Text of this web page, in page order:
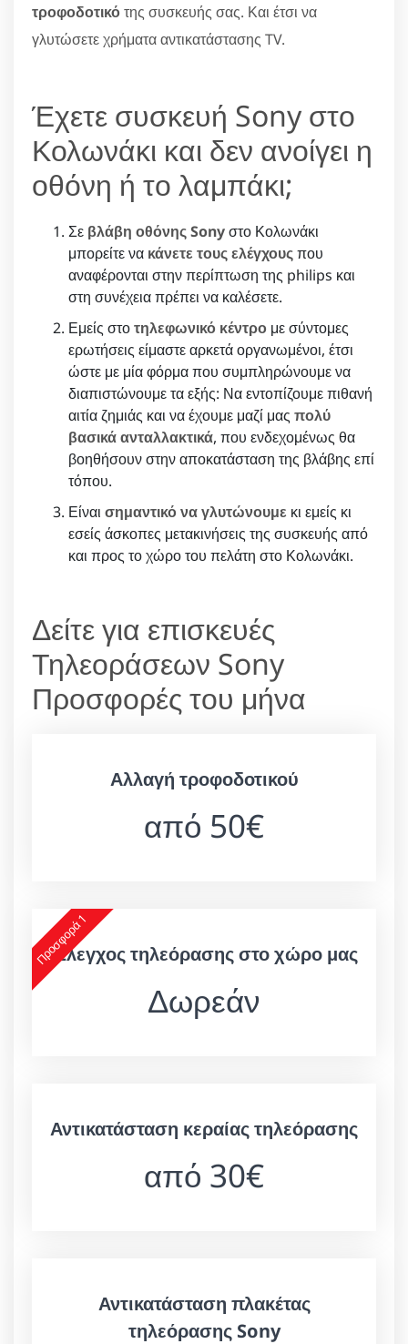
τροφοδοτικότης συσκευής σας. Και έτσι να
γλυτώσετε χρήματα αντικατάστασης TV.
Έχετε συσκευή Sony στο
Κολωνάκι και δεν ανοίγει η
οθόνη ή το λαμπάκι;
Σε βλάβη οθόνης Sonyστο Κολωνάκι
μπορείτε να κάνετε τους ελέγχουςπου
αναφέρονται στην περίπτωση της philips και
στη συνέχεια πρέπει να καλέσετε.
Εμείς στοτηλεφωνικό κέντρο με σύντομες
ερωτήσεις είμαστε αρκετά οργανωμένοι, έτσι
ώστε με μία φόρμα που συμπληρώνουμε να
διαπιστώνουμε τα εξής: Να εντοπίζουμε πιθανή
αιτία ζημιάς και να έχουμε μαζί μας πολύ
βασικά ανταλλακτικά, που ενδεχομένως θα
βοηθήσουν στην αποκατάσταση της βλάβης επί
τόπου.
Είναι σημαντικό να γλυτώνουμε κι εμείς κι
εσείς άσκοπες μετακινήσεις της συσκευής από
και προς το χώρο του πελάτη στο Κολωνάκι.
Δείτε για επισκευές
Τηλεοράσεων Sony
Προσφορές του μήνα
Αλλαγή τροφοδοτικού
από 50€
Προσφορά 1
Έλεγχος τηλεόρασης στο χώρο μας
Δωρεάν
Αντικατάσταση κεραίας τηλεόρασης
από 30€
Αντικατάσταση πλακέτας
τηλεόρασης Sony